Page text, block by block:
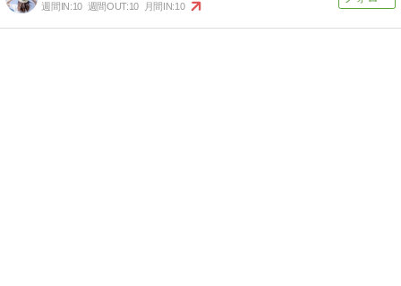
週間IN:10 週間OUT:10 月間IN:10